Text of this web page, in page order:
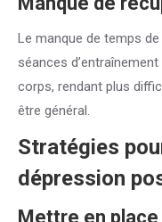
Le manque de temps
séances
corps, rendant plus
être général.
Stratégies
dépression
Mettre en